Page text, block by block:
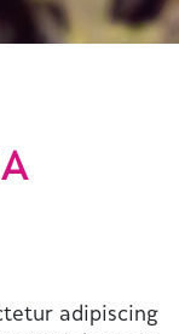
adipiscing